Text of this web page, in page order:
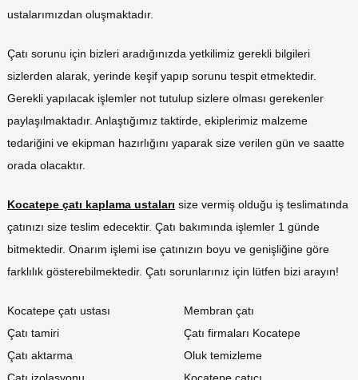
ustalarımızdan oluşmaktadır.
Çatı sorunu için bizleri aradığınızda yetkilimiz gerekli bilgileri
sizlerden alarak, yerinde keşif yapıp sorunu tespit etmektedir.
Gerekli yapılacak işlemler not tutulup sizlere olması gerekenler
paylaşılmaktadır. Anlaştığımız taktirde, ekiplerimiz malzeme
tedariğini ve ekipman hazırlığını yaparak size verilen gün ve saatte
orada olacaktır.
Kocatepe çatı kaplama ustaları size vermiş olduğu iş teslimatında
çatınızı size teslim edecektir. Çatı bakımında işlemler 1 günde
bitmektedir. Onarım işlemi ise çatınızın boyu ve genişliğine göre
farklılık gösterebilmektedir. Çatı sorunlarınız için lütfen bizi arayın!
Kocatepe çatı ustası
Membran çatı
Çatı tamiri
Çatı firmaları Kocatepe
Çatı aktarma
Oluk temizleme